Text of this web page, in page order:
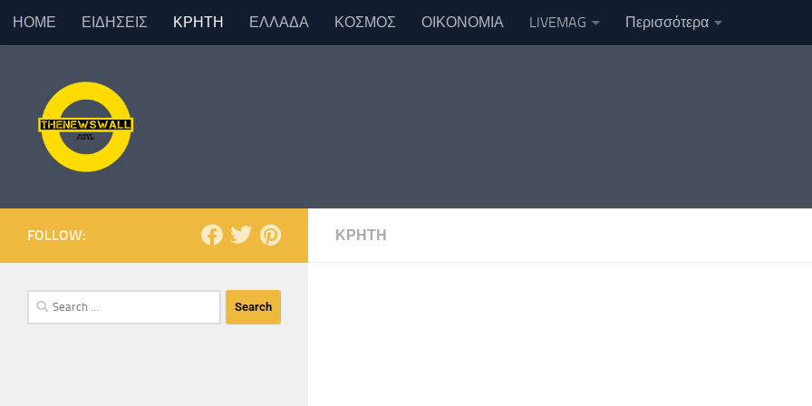
Skip to content
ΗΟΜΕ ΕΙΔΗΣΕΙΣ ΚΡΗΤΗ ΕΛΛΑΔΑ ΚΟΣΜΟΣ ΟΙΚΟΝΟΜΙΑ LIVEMAG Περισσότερα
ΚΡΗΤΗ
FOLLOW: